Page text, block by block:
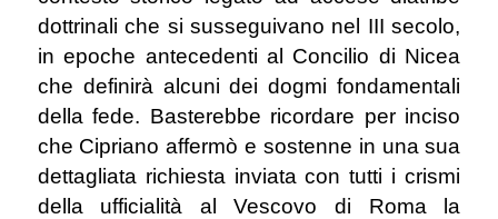
dottrinali che si susseguivano nel III secolo,
in epoche antecedenti al Concilio di Nicea
che definirà alcuni dei dogmi fondamentali
della fede. Basterebbe ricordare per inciso
che Cipriano affermò e sostenne in una sua
dettagliata richiesta inviata con tutti i crismi
della ufficialità al Vescovo di Roma la